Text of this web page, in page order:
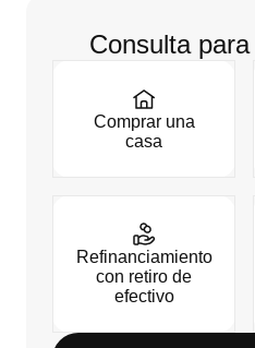
Consulta
Comprar una
casa
Refinanciamiento
con retiro de
efectivo